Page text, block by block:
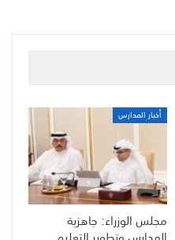
أخبار المدارس
مجلس الوزراء: جاهزية